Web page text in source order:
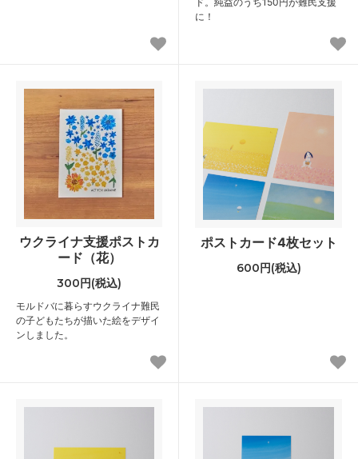
に！
ウクライナ支援ポストカ
ード（花）
300円(税込)
モルドバに暮らすウクライナ難民
の子どもたちが描いた絵をデザイ
ンしました。
ポストカード4枚セット
600円(税込)